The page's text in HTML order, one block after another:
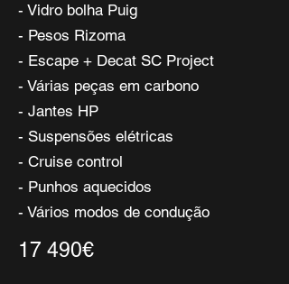
- Vidro bolha Puig
- Pesos Rizoma
- Escape + Decat SC Project
- Várias peças em carbono
- Jantes HP
- Suspensões elétricas
- Cruise control
- Punhos aquecidos
- Vários modos de condução
17 490€